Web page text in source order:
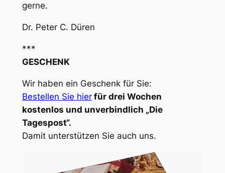
gerne.
Dr. Peter C. Düren
***
GESCHENK
Wir haben ein Geschenk für Sie:
Bestellen Sie hier für drei Wochen
kostenlos und unverbindlich „Die
Tagespost“.
Damit unterstützen Sie auch uns.